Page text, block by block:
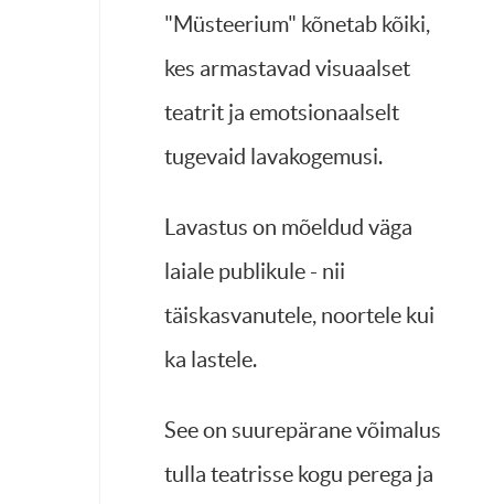
"Müsteerium" kõnetab kõiki,
kes armastavad visuaalset
teatrit ja emotsionaalselt
tugevaid lavakogemusi.
Lavastus on mõeldud väga
laiale publikule - nii
täiskasvanutele, noortele kui
ka lastele.
See on suurepärane võimalus
tulla teatrisse kogu perega ja